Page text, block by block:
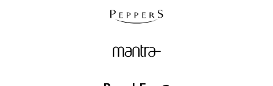
PEPPERS
mantra